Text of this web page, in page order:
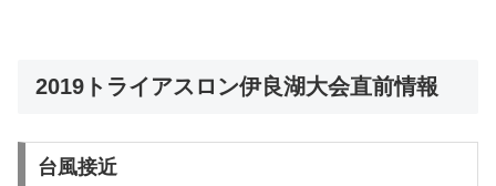
2019トライアスロン伊良湖大会直前情報
台風接近